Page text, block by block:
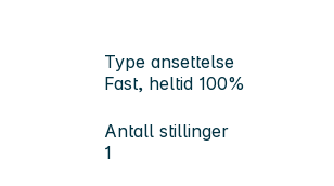
Type ansettelse
Fast, heltid 100%
Antall stillinger
1